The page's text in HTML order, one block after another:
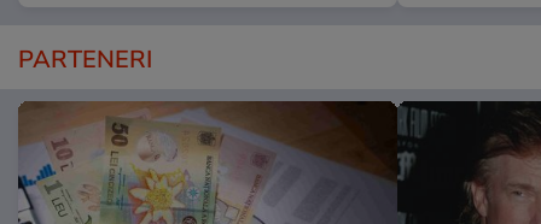
PARTENERI